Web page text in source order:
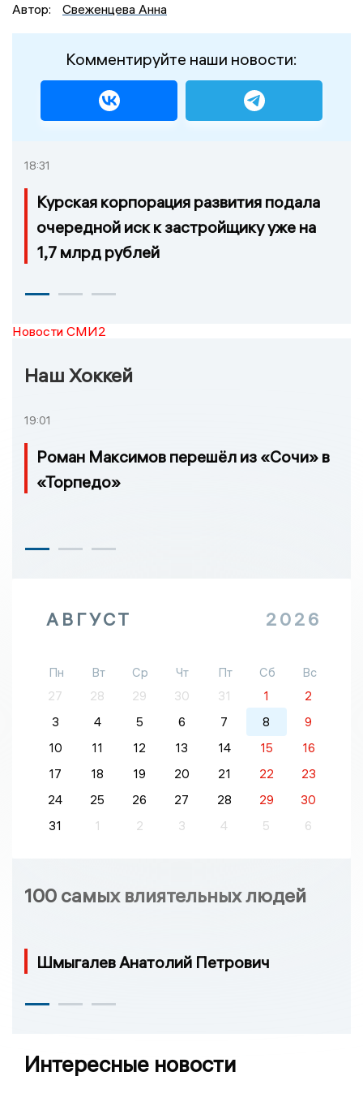
Автор:
Свеженцева Анна
Комментируйте наши новости:
18:31
Курская корпорация развития подала
очередной иск к застройщику уже на
1,7 млрд рублей
Новости СМИ2
Наш Хоккей
19:01
Роман Максимов перешёл из «Сочи» в
«Торпедо»
АВГУСТ 2026
Пн Вт Ср Чт Пт Сб
Вс
27
28 29 30 31 1
2
3
4 5 6 7 8
9
10
11 12 13 14 15
16
17
18 19 20 21 22
23
24
25 26 27 28 29
30
31
1 2 3 4 5 6
100 самых влиятельных людей
Шмыгалев Анатолий Петрович
Интересные новости